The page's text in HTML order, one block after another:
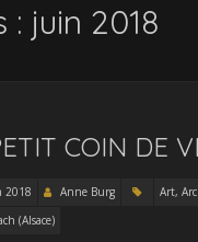
: juin 2018
COIN DE
2018 Anne Burg
Art,
(Alsace)